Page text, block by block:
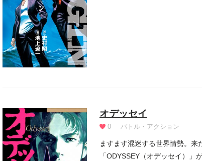
オデッセイ
0 バトル・アクション
ますます混迷する世界情勢。
「ODYSSEY（オデッセイ）